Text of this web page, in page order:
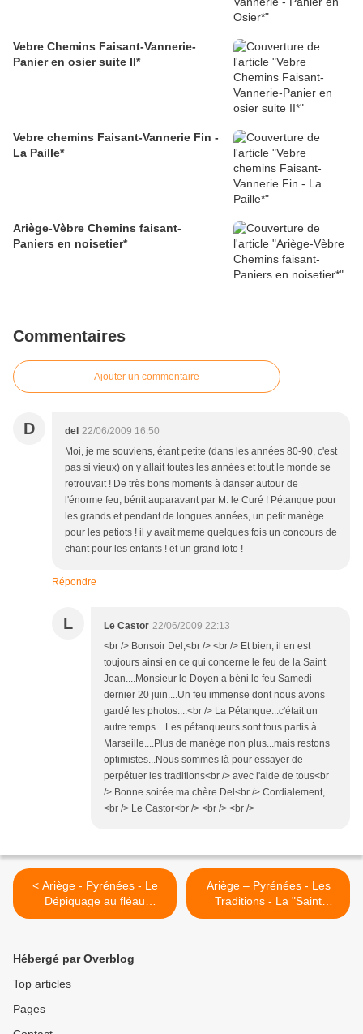
Vebre Chemins Faisant-Vannerie-
Panier en osier suite II*
Vebre chemins Faisant-Vannerie Fin -
La Paille*
Ariège-Vèbre Chemins faisant-
Paniers en noisetier*
Commentaires
Ajouter un commentaire
D del 22/06/2009 16:50
Moi, je me souviens, étant petite (dans les années 80-90, c'est
pas si vieux) on y allait toutes les années et tout le monde se
retrouvait ! De très bons moments à danser autour de
l'énorme feu, bénit auparavant par M. le Curé ! Pétanque pour
les grands et pendant de longues années, un petit manège
pour les petiots ! il y avait meme quelques fois un concours de
chant pour les enfants ! et un grand loto !
Répondre
L Le Castor 22/06/2009 22:13
<br /> Bonsoir Del,<br /> <br /> Et bien, il en est
toujours ainsi en ce qui concerne le feu de la Saint
Jean....Monsieur le Doyen a béni le feu Samedi
dernier 20 juin....Un feu immense dont nous avons
gardé les photos....<br /> La Pétanque...c'était un
autre temps....Les pétanqueurs sont tous partis à
Marseille....Plus de manège non plus...mais restons
optimistes...Nous sommes là pour essayer de
perpétuer les traditions<br /> avec l'aide de tous<br
/> Bonne soirée ma chère Del<br /> Cordialement,
<br /> Le Castor<br /> <br /> <br />
< Ariège - Pyrénées - Le
Dépiquage au fléau
autrefois
Ariège – Pyrénées - Les
Traditions - La "Saint
Cochon" >
Hébergé par Overblog
Top articles
Pages